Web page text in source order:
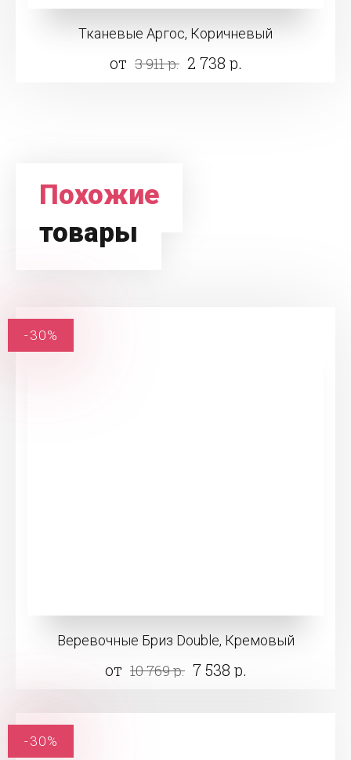
Тканевые Аргос, Коричневый
от 3 911 р. 2 738 р.
Похожие
товары
Веревочные Бриз Double, Кремовый
от 10 769 р. 7 538 р.
-30%
-30%